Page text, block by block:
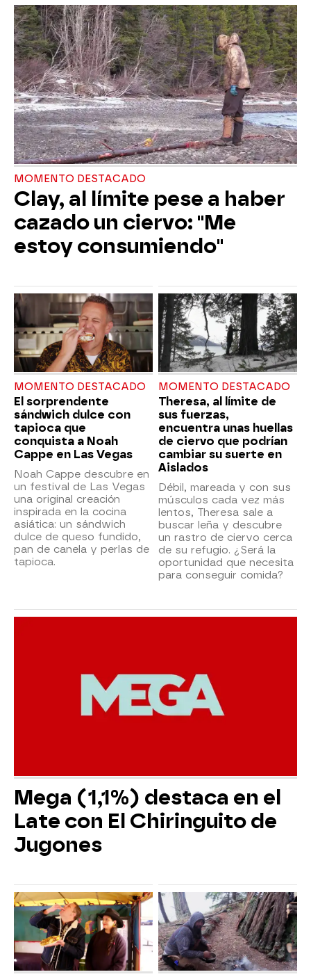
MOMENTO DESTACADO
Clay, al límite pese a haber
cazado un ciervo: "Me
estoy consumiendo"
MOMENTO DESTACADO
El sorprendente
sándwich dulce con
tapioca que
conquista a Noah
Cappe en Las Vegas
Noah Cappe descubre en
un festival de Las Vegas
una original creación
inspirada en la cocina
asiática: un sándwich
dulce de queso fundido,
pan de canela y perlas de
tapioca.
MOMENTO DESTACADO
Theresa, al límite de
sus fuerzas,
encuentra unas huellas
de ciervo que podrían
cambiar su suerte en
Aislados
Débil, mareada y con sus
músculos cada vez más
lentos, Theresa sale a
buscar leña y descubre
un rastro de ciervo cerca
de su refugio. ¿Será la
oportunidad que necesita
para conseguir comida?
Mega (1,1%) destaca en el
Late con El Chiringuito de
Jugones